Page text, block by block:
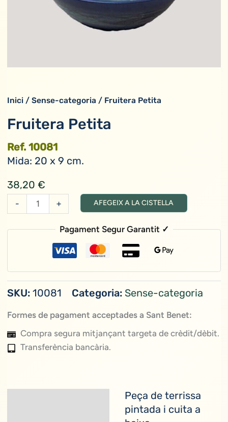
Inici /Sense-categoria / Fruitera Petita
Fruitera Petita
Ref. 10081
Mida: 20 x 9 cm.
38,20€
-
quantitat
de
Fruitera
+ AFEGEIX A LA CISTELLA
Pagament Segur Garantit ✓
SKU:10081 Categoria: Sense-categoria
Formes de pagament acceptades a Sant Benet:
Compra segura mitjançant targeta de crèdit/dèbit.
Transferència bancària.
Peça de terrissa
pintada i cuita a